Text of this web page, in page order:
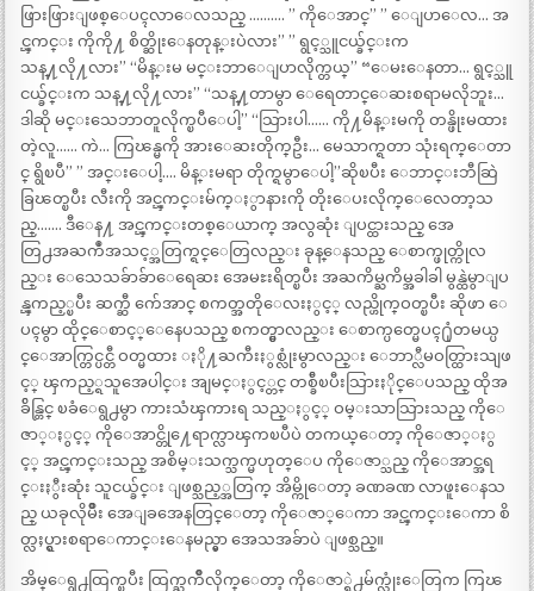
ဖြားဖြားျဖစ္ေပၚလာေလသည္ ………. ” ကိုေအာင္” ” ေျပာေလ… အ
င္ၾကင္း ကိုကို႔ စိတ္ဆိုးေနတုန္းပဲလား” ” ရွင့္သူငယ္ခ်င္းက
သန္႔လို႔လား” “မိန္းမ မင္းဘာေျပာလိုက္တယ္” “ေမးေနတာ… ရွင့္သူ
ငယ္ခ်င္းက သန္႔လို႔လား” “သန္႔တာမွာ ေရေတာင္ေဆးစရာမလိုဘူး…
ဒါဆို မင္းသေဘာတူလိုက္ၿပီေပါ့” “သြားပါ…… ကို႔မိန္းမကို တန္ဖိုးမထား
တဲ့လူ…… ကဲ… ကြၽန္မကို အားေဆးတိုက္ဦး… မေသာက္ရတာ သုံးရက္ေတာ
င္ ရွိၿပီ” ” အင္းေပါ့…. မိန္းမရာ တိုက္ရမွာေပါ့”ဆိုၿပီး ေဘာင္းဘီဆြဲ
ခြၽတ္ၿပီး လီးကို အင္ၾကင္းမ်က္ႏွာနားကို တိုးေပးလိုက္ေလေတာ့သ
ည္……. ဒီေန႔ အင္ၾကင္းတစ္ေယာက္ အလွဆုံး ျပင္ထားသည္ အေ
တြ႕အႀကဳံအသင့္အတြက္ရင္ေတြလည္း ခုန္ေနသည္ ေစာက္ဖုတ္ကိုလ
ည္း ေသေသခ်ာခ်ာေရေဆး အေမႊးရိတ္ၿပီး အႀကိမ္ႀကိမ္အခါခါ မွန္ထဲမွာျပ
န္ၾကည့္ၿပီး ဆက္ဆီ က်ေအာင္ စကတ္အတိုေလးႏွင့္ လည္ဟိုက္ဝတ္ၿပီး ဆိုဖာ ေ
ပၚမွာ ထိုင္ေစာင့္ေနေပသည္ စကတ္မွာလည္း ေစာက္ပတ္မေပၚ႐ုံတမယ္ပ
င္ေအာက္တြင္ပင္တီ ဝတ္မထား ႏို႔ႀကီးႏွစ္လုံးမွာလည္း ေဘာ္လီမဝတ္ထြားသျဖ
င့္ ၾကည့္ရသူအေပါင္း အျမင္ႏွင့္တင္ တစ္ခ်ီၿပီးသြားႏိုင္ေပသည္ ထိုအ
ခ်ိန္တြင္ ၿခံေရွ႕မွာ ကားသံၾကားရ သည္ႏွင့္ ဝမ္းသာသြားသည္ ကိုေ
ဇာ္ႏွင့္ ကိုေအာင္တို႔ေရာက္လာၾကၿပီပဲ တကယ္ေတာ့ ကိုေဇာ္ႏွ
င့္ အင္ၾကင္းသည္ အစိမ္းသက္သက္မဟုတ္ေပ ကိုေဇာ္သည္ ကိုေအာင္အရ
င္းႏွီးဆုံး သူငယ္ခ်င္း ျဖစ္သည့္အတြက္ အိမ္ကိုေတာ့ ခဏခဏ လာဖူးေနသ
ည္ ယခုလိုမ်ိဳး အေျခအေနတြင္ေတာ့ ကိုေဇာ္ေကာ အင္ၾကင္းေကာ စိ
တ္လႈပ္ရွားစရာေကာင္းေနမည္မွာ အေသအခ်ာပဲ ျဖစ္သည္။
အိမ္ေရွ႕ထြက္ၿပီး ထြက္ႀကိဳလိုက္ေတာ့ ကိုေဇာ္ရဲ႕မ်က္လုံးေတြက ကြၽ